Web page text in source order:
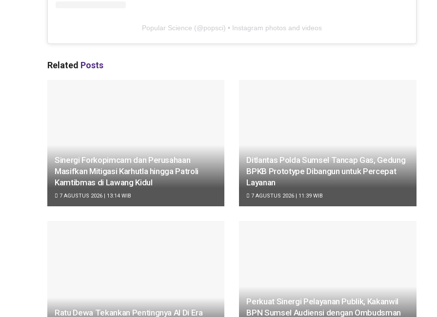
Popular Science (@popsci) • Instagram photos and videos
Related Posts
Sinergi Forkopimcam dan Perusahaan
Masifkan Mitigasi Karhutla hingga Patroli
Kamtibmas di Lawang Kidul
7 AGUSTUS 2026 | 13:14 WIB
Ditlantas Polda Sumsel Tancap Gas, Gedung
BPKB Prototype Dibangun untuk Percepat
Layanan
7 AGUSTUS 2026 | 11:39 WIB
Ratu Dewa Tekankan Pentingnya AI Di Era
Perkuat Sinergi Pelayanan Publik, Kakanwil
BPN Sumsel Audiensi dengan Ombudsman